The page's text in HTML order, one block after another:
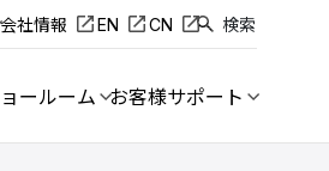
会社情報 EN CN 検索
ールーム お客様サポート